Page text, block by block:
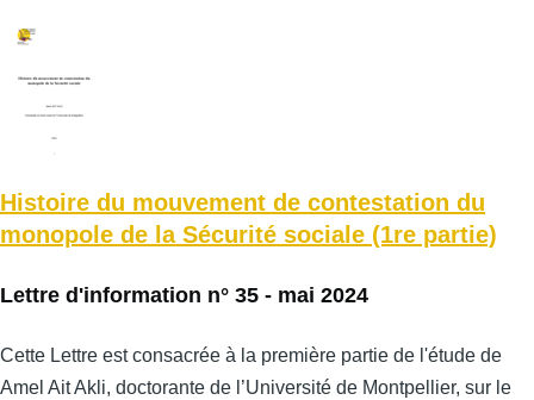
Histoire du mouvement de contestation du
monopole de la Sécurité sociale (1re partie)
Lettre d'information n° 35 - mai 2024
Cette Lettre est consacrée à la première partie de l'étude de
Amel Ait Akli, doctorante de l’Université de Montpellier, sur le